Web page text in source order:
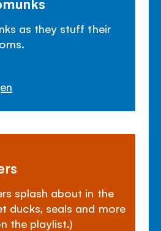
as they stuff their
splash about in the
ducks, seals and more
the playlist.)